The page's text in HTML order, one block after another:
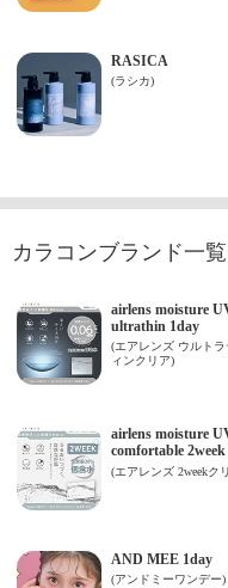
カラコンブランド一覧